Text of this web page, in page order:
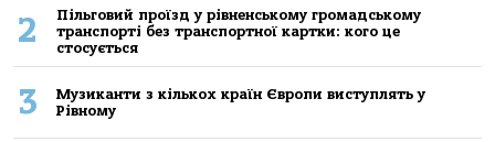
2
Пільговий проїзд у рівненському громадському
транспорті без транспортної картки: кого це
стосується
3
Музиканти з кількох країн Європи виступлять у
Рівному